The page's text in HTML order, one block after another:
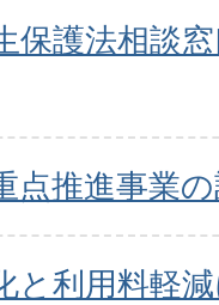
保護法相談
点推進事業
と利用料軽